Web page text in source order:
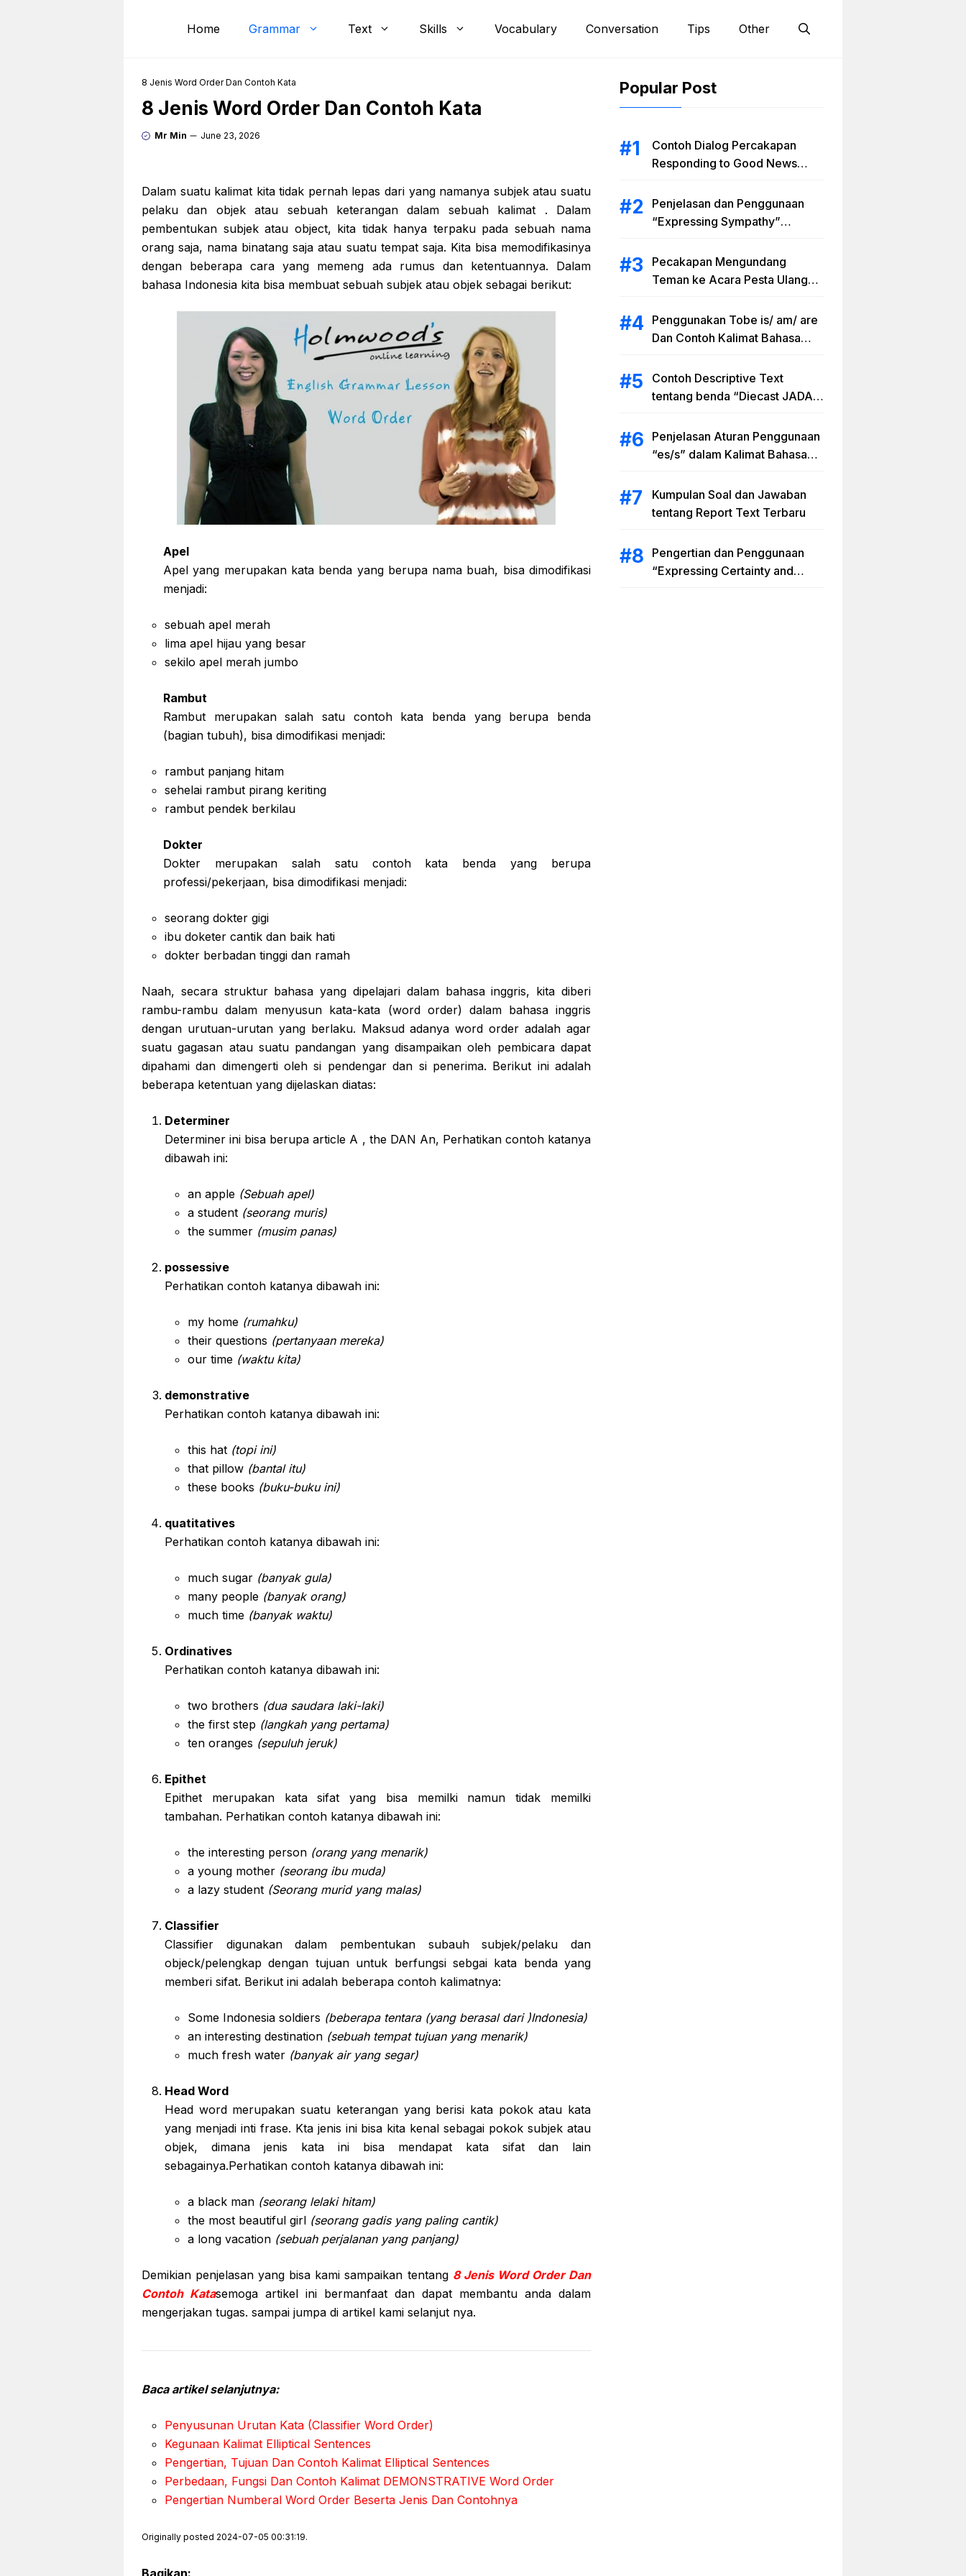
Home Grammar Text Skills Vocabulary Conversation Tips Other
8 Jenis Word Order Dan Contoh Kata
8 Jenis Word Order Dan Contoh Kata
Mr Min June 23, 2026
Dalam suatu kalimat kita tidak pernah lepas dari yang namanya subjek atau suatu
pelaku dan objek atau sebuah keterangan dalam sebuah kalimat . Dalam
pembentukan subjek atau object, kita tidak hanya terpaku pada sebuah nama
orang saja, nama binatang saja atau suatu tempat saja. Kita bisa memodifikasinya
dengan beberapa cara yang memeng ada rumus dan ketentuannya. Dalam
bahasa Indonesia kita bisa membuat sebuah subjek atau objek sebagai berikut:
Apel
Apel yang merupakan kata benda yang berupa nama buah, bisa dimodifikasi
menjadi:
sebuah apel merah
lima apel hijau yang besar
sekilo apel merah jumbo
Rambut
Rambut merupakan salah satu contoh kata benda yang berupa benda
(bagian tubuh), bisa dimodifikasi menjadi:
rambut panjang hitam
sehelai rambut pirang keriting
rambut pendek berkilau
Dokter
Dokter merupakan salah satu contoh kata benda yang berupa
professi/pekerjaan, bisa dimodifikasi menjadi:
seorang dokter gigi
ibu doketer cantik dan baik hati
dokter berbadan tinggi dan ramah
Naah, secara struktur bahasa yang dipelajari dalam bahasa inggris, kita diberi
rambu-rambu dalam menyusun kata-kata (word order) dalam bahasa inggris
dengan urutuan-urutan yang berlaku. Maksud adanya word order adalah agar
suatu gagasan atau suatu pandangan yang disampaikan oleh pembicara dapat
dipahami dan dimengerti oleh si pendengar dan si penerima. Berikut ini adalah
beberapa ketentuan yang dijelaskan diatas:
Determiner
Determiner ini bisa berupa article A , the DAN An, Perhatikan contoh katanya
dibawah ini:
an apple (Sebuah apel)
a student (seorang muris)
the summer (musim panas)
possessive
Perhatikan contoh katanya dibawah ini:
my home (rumahku)
their questions (pertanyaan mereka)
our time (waktu kita)
demonstrative
Perhatikan contoh katanya dibawah ini:
this hat (topi ini)
that pillow (bantal itu)
these books (buku-buku ini)
quatitatives
Perhatikan contoh katanya dibawah ini:
much sugar (banyak gula)
many people (banyak orang)
much time (banyak waktu)
Ordinatives
Perhatikan contoh katanya dibawah ini:
two brothers (dua saudara laki-laki)
the first step (langkah yang pertama)
ten oranges (sepuluh jeruk)
Epithet
Epithet merupakan kata sifat yang bisa memilki namun tidak memilki
tambahan. Perhatikan contoh katanya dibawah ini:
the interesting person (orang yang menarik)
a young mother (seorang ibu muda)
a lazy student (Seorang murid yang malas)
Classifier
Classifier digunakan dalam pembentukan subauh subjek/pelaku dan
objeck/pelengkap dengan tujuan untuk berfungsi sebgai kata benda yang
memberi sifat. Berikut ini adalah beberapa contoh kalimatnya:
Some Indonesia soldiers (beberapa tentara (yang berasal dari )Indonesia)
an interesting destination (sebuah tempat tujuan yang menarik)
much fresh water (banyak air yang segar)
Head Word
Head word merupakan suatu keterangan yang berisi kata pokok atau kata
yang menjadi inti frase. Kta jenis ini bisa kita kenal sebagai pokok subjek atau
objek, dimana jenis kata ini bisa mendapat kata sifat dan lain
sebagainya.Perhatikan contoh katanya dibawah ini:
a black man (seorang lelaki hitam)
the most beautiful girl (seorang gadis yang paling cantik)
a long vacation (sebuah perjalanan yang panjang)
Demikian penjelasan yang bisa kami sampaikan tentang 8 Jenis Word Order Dan
Contoh Katasemoga artikel ini bermanfaat dan dapat membantu anda dalam
mengerjakan tugas. sampai jumpa di artikel kami selanjut nya.
Baca artikel selanjutnya:
Penyusunan Urutan Kata (Classifier Word Order)
Kegunaan Kalimat Elliptical Sentences
Pengertian, Tujuan Dan Contoh Kalimat Elliptical Sentences
Perbedaan, Fungsi Dan Contoh Kalimat DEMONSTRATIVE Word Order
Pengertian Numberal Word Order Beserta Jenis Dan Contohnya
Originally posted 2024-07-05 00:31:19.
Popular Post
Contoh Dialog Percakapan
Responding to Good News
Latihan Soal Terlengkap
Penjelasan dan Penggunaan
“Expressing Sympathy”
dan Artinya
Pecakapan Mengundang
Teman ke Acara Pesta Ulang
Dalam Bahasa Inggris
Penggunakan Tobe is/ am/ are
Dan Contoh Kalimat Bahasa
Present Tense
Contoh Descriptive Text
tentang benda “Diecast JADA –
Penjelasan Aturan Penggunaan
“es/s” dalam Kalimat Bahasa
Kumpulan Soal dan Jawaban
tentang Report Text Terbaru
Pengertian dan Penggunaan
“Expressing Certainty and